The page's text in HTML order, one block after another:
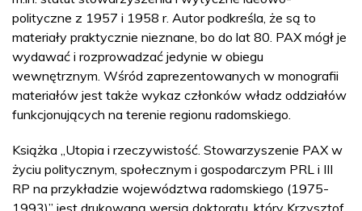
polityczne z 1957 i 1958 r. Autor podkreśla, że są to
materiały praktycznie nieznane, bo do lat 80. PAX mógł je
wydawać i rozprowadzać jedynie w obiegu
wewnętrznym. Wśród zaprezentowanych w monografii
materiałów jest także wykaz członków władz oddziałów
funkcjonujących na terenie regionu radomskiego.
Książka „Utopia i rzeczywistość. Stowarzyszenie PAX w
życiu politycznym, społecznym i gospodarczym PRL i III
RP na przykładzie województwa radomskiego (1975-
1993)” jest drukowaną wersją doktoratu, który Krzysztof